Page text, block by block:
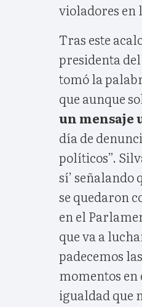
violadores en
Tras este
presidenta
tomó la
que aunque
un
día de
políticos”.
sí’ señalando
se quedaron
en el
que va a
padecemos
momentos
igualdad que